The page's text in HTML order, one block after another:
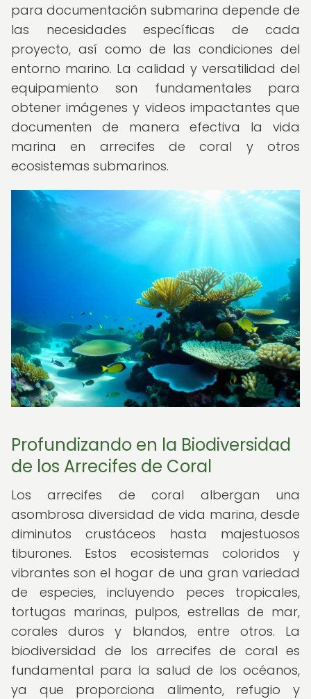
para documentación submarina depende de
las necesidades específicas de cada
proyecto, así como de las condiciones del
entorno marino. La calidad y versatilidad del
equipamiento son fundamentales para
obtener imágenes y videos impactantes que
documenten de manera efectiva la vida
marina en arrecifes de coral y otros
ecosistemas submarinos.
Profundizando en la Biodiversidad
de los Arrecifes de Coral
Los arrecifes de coral albergan una
asombrosa diversidad de vida marina, desde
diminutos crustáceos hasta majestuosos
tiburones. Estos ecosistemas coloridos y
vibrantes son el hogar de una gran variedad
de especies, incluyendo peces tropicales,
tortugas marinas, pulpos, estrellas de mar,
corales duros y blandos, entre otros. La
biodiversidad de los arrecifes de coral es
fundamental para la salud de los océanos,
ya que proporciona alimento, refugio y